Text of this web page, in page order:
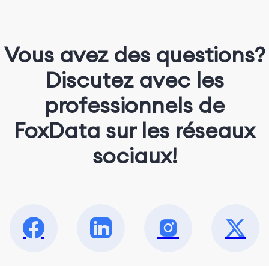
Vous avez des questions?
Discutez avec les
professionnels de
FoxData sur les réseaux
sociaux!